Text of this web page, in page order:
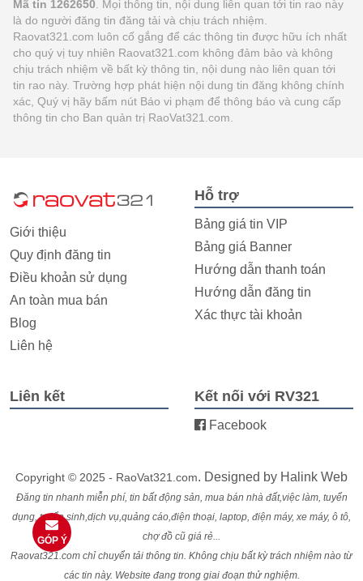
Mã tin 1262650 . Mọi thông tin, nội dung liên quan tới tin rao này
là do người đăng tin đăng tải và chịu trách nhiệm.
Raovat321.com luôn cố gắng để các thông tin được hữu ích nhất
cho quý vị tuy nhiên Raovat321.com không đảm bảo và không
chịu trách nhiệm về bất kỳ thông tin, nội dung nào liên quan tới
tin rao này. Trường hợp phát hiện nội dung tin đăng không chính
xác, Quý vị hãy bấm nút Báo vi phạm để thông báo và cung cấp
thông tin cho Ban quản trị RaoVat321.com.
Giới thiệu
Quy định đăng tin
Điều khoản sử dụng
An toàn mua bán
Blog
Liên hệ
Hỗ trợ
Bảng giá tin VIP
Bảng giá Banner
Hướng dẫn thanh toán
Hướng dẫn đăng tin
Xác thực tài khoản
Liên kết Kết nối với RV321
Facebook
Copyright © 2025 - RaoVat321.com. Designed by Halink Web
Đăng tin nhanh miễn phí, tin bất động sản, mua bán nhà đất,việc làm, tuyển
dụng, tuyển sinh,dịch vụ,quảng cáo,điện thoại, laptop, điện máy, xe máy, ô tô,
chợ đồ cũ giá rẻ...
Raovat321.com chỉ chuyển tải thông tin. Không chịu bất kỳ trách nhiệm nào từ
các tin này. Website đang trong giai đoạn thử nghiệm.
GÓP Ý